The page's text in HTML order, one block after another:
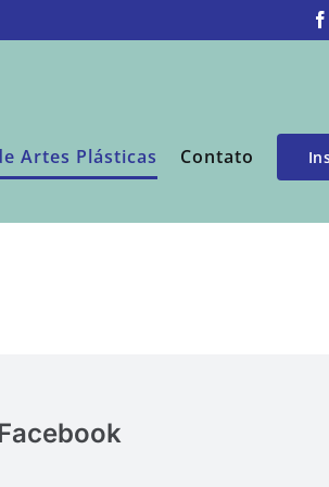
Artes Plásticas Contato